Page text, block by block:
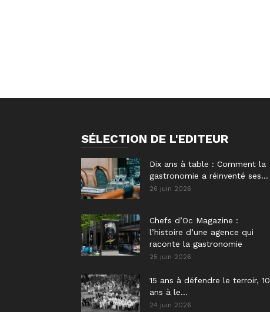
SÉLECTION DE L'EDITEUR
Dix ans à table : Comment la
gastronomie a réinventé ses...
26 juin 2026
Chefs d’Oc Magazine :
l’histoire d’une agence qui
raconte la gastronomie
25 juin 2026
15 ans à défendre le terroir, 10
ans à le...
24 juin 2026